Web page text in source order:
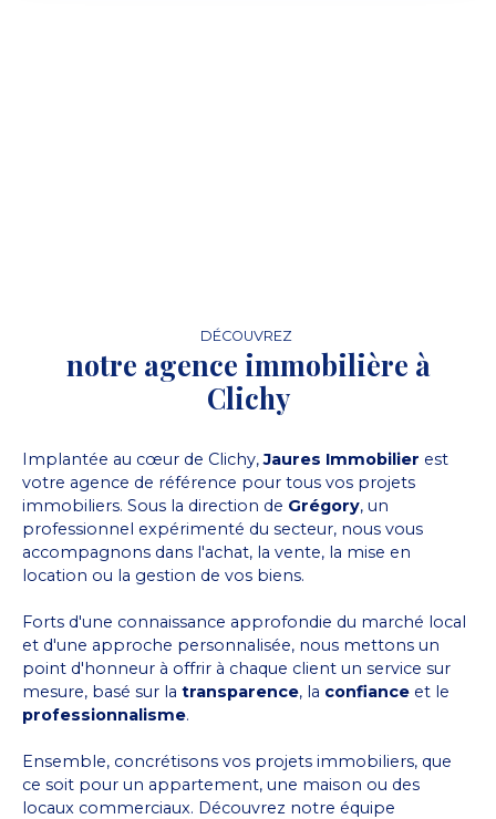
DÉCOUVREZ
notre agence immobilière à
Clichy
Implantée au cœur de Clichy,Jaures Immobilier est
votre agence de référence pour tous vos projets
immobiliers. Sous la direction de Grégory, un
professionnel expérimenté du secteur, nous vous
accompagnons dans l'achat, la vente, la mise en
location ou la gestion de vos biens.
Forts d'une connaissance approfondie du marché local
et d'une approche personnalisée, nous mettons un
point d'honneur à offrir à chaque client un service sur
mesure, basé sur la transparence, la confiance et le
professionnalisme.
Ensemble, concrétisons vos projets immobiliers, que
ce soit pour un appartement, une maison ou des
locaux commerciaux. Découvrez notre équipe